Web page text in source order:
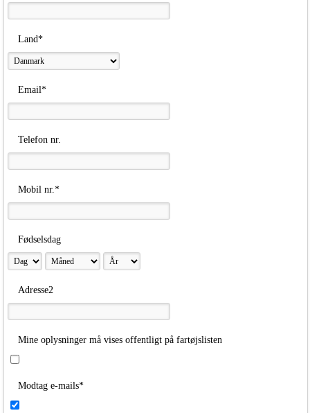
Land*
Email*
Telefon nr.
Mobil nr.*
Fødselsdag
Adresse2
Mine oplysninger må vises offentligt på fartøjslisten
Modtag e-mails*